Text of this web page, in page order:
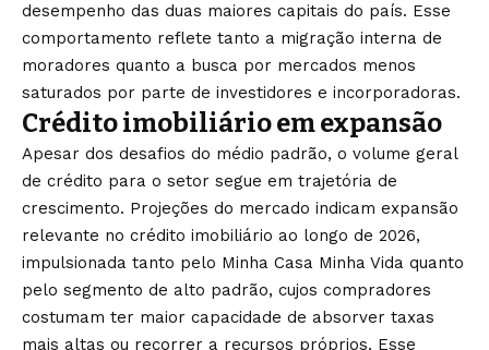
desempenho das duas maiores capitais do país. Esse
comportamento reflete tanto a migração interna de
moradores quanto a busca por mercados menos
saturados por parte de investidores e incorporadoras.
Crédito imobiliário em expansão
Apesar dos desafios do médio padrão, o volume geral
de crédito para o setor segue em trajetória de
crescimento. Projeções do mercado indicam expansão
relevante no crédito imobiliário ao longo de 2026,
impulsionada tanto pelo Minha Casa Minha Vida quanto
pelo segmento de alto padrão, cujos compradores
costumam ter maior capacidade de absorver taxas
mais altas ou recorrer a recursos próprios. Esse